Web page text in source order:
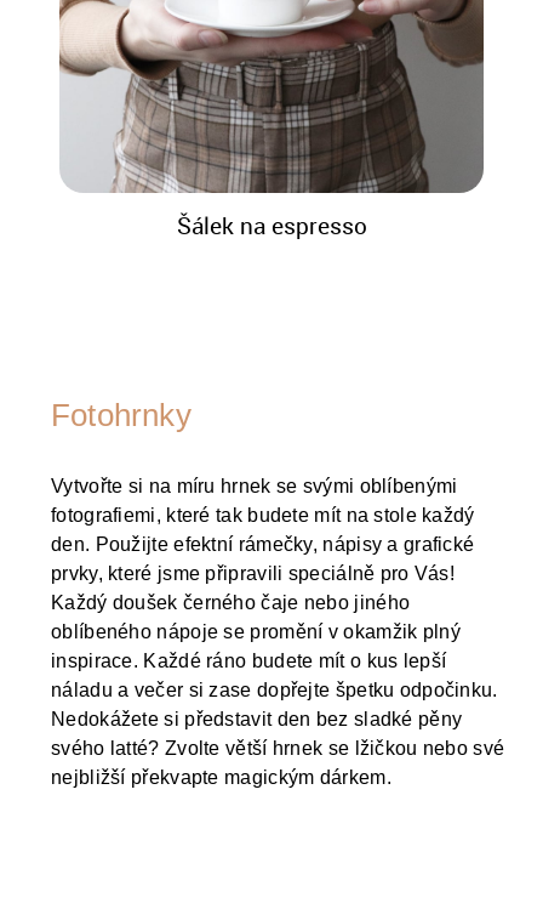
Šálek na espresso
Fotohrnky
Vytvořte si na míru hrnek se svými oblíbenými
fotografiemi, které tak budete mít na stole každý
den. Použijte efektní rámečky, nápisy a grafické
prvky, které jsme připravili speciálně pro Vás!
Každý doušek černého čaje nebo jiného
oblíbeného nápoje se promění v okamžik plný
inspirace. Každé ráno budete mít o kus lepší
náladu a večer si zase dopřejte špetku odpočinku.
Nedokážete si představit den bez sladké pěny
svého latté? Zvolte větší hrnek se lžičkou nebo své
nejbližší překvapte magickým dárkem.